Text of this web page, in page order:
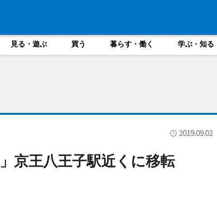
見る・遊ぶ 買う 暮らす・働く 学ぶ・知る
2019.09.02
京王八王子駅近くに移転